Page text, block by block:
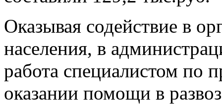
Оказывая содействие в
населения, в
работа специалистом по
оказании помощи в